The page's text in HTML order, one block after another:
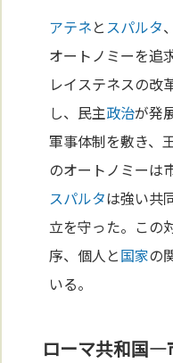
アテネと スパルタ
オートノミーを追
レイステネスの改
し、民主政治が発
軍事体制を敷き、
のオートノミーは
スパルタは強い共
立を守った。この
序、個人と国家の
いる。
ローマ共和国—